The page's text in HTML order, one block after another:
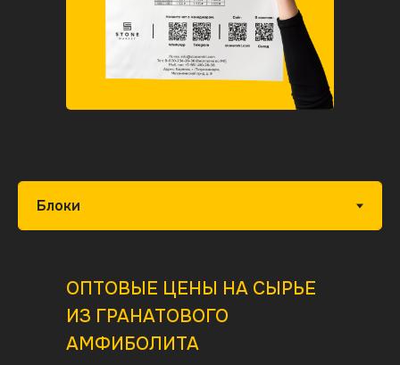
ОПТОВЫЕ ЦЕНЫ НА СЫРЬЕ
ИЗ ГРАНАТОВОГО
АМФИБОЛИТА